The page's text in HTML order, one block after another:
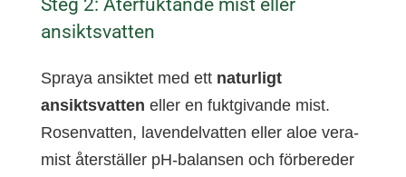
ansiktsvatten
Spraya ansiktet med ett naturligt
ansiktsvatten eller en fuktgivande mist.
Rosenvatten, lavendelvatten eller aloe vera-
mist återställer pH-balansen och förbereder